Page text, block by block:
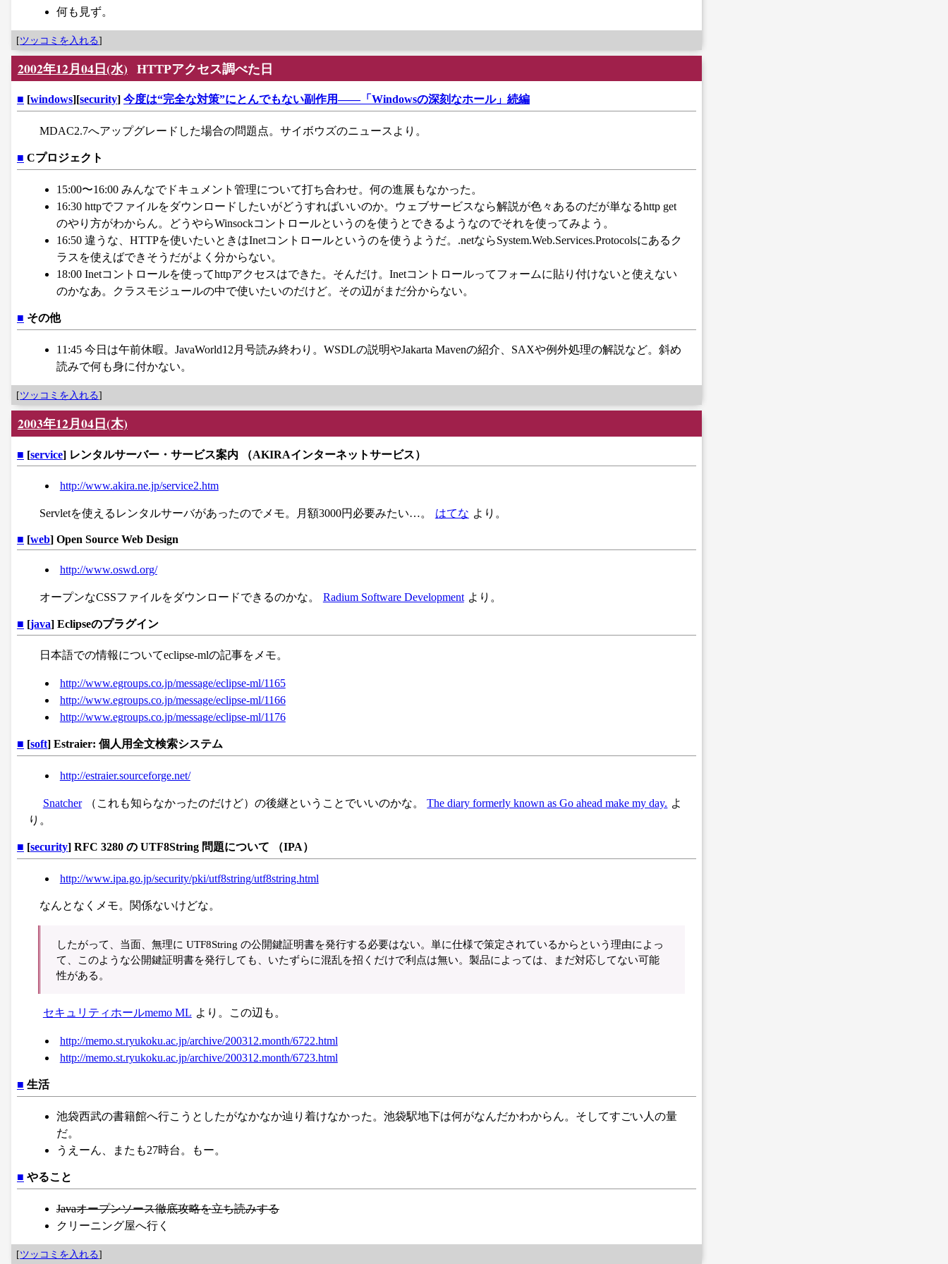
何も見ず。
[ツッコミを入れる]
2002年12月04日(水) HTTPアクセス調べた日
■ [windows][security] 今度は“完全な対策”にとんでもない副作用――「Windowsの深刻なホール」続編
MDAC2.7へアップグレードした場合の問題点。サイボウズのニュースより。
■ Cプロジェクト
15:00〜16:00 みんなでドキュメント管理について打ち合わせ。何の進展もなかった。
16:30 httpでファイルをダウンロードしたいがどうすればいいのか。ウェブサービスなら解説が色々あるのだが単なるhttp get
のやり方がわからん。どうやらWinsockコントロールというのを使うとできるようなのでそれを使ってみよう。
16:50 違うな、HTTPを使いたいときはInetコントロールというのを使うようだ。.netならSystem.Web.Services.Protocolsにあるク
ラスを使えばできそうだがよく分からない。
18:00 Inetコントロールを使ってhttpアクセスはできた。そんだけ。Inetコントロールってフォームに貼り付けないと使えない
のかなあ。クラスモジュールの中で使いたいのだけど。その辺がまだ分からない。
■ その他
11:45 今日は午前休暇。JavaWorld12月号読み終わり。WSDLの説明やJakarta Mavenの紹介、SAXや例外処理の解説など。斜め
読みで何も身に付かない。
[ツッコミを入れる]
2003年12月04日(木)
■ [service] レンタルサーバー・サービス案内 （AKIRAインターネットサービス）
http://www.akira.ne.jp/service2.htm
Servletを使えるレンタルサーバがあったのでメモ。月額3000円必要みたい…。 はてな より。
■ [web] Open Source Web Design
http://www.oswd.org/
オープンなCSSファイルをダウンロードできるのかな。 Radium Software Development より。
■ [java] Eclipseのプラグイン
日本語での情報についてeclipse-mlの記事をメモ。
http://www.egroups.co.jp/message/eclipse-ml/1165
http://www.egroups.co.jp/message/eclipse-ml/1166
http://www.egroups.co.jp/message/eclipse-ml/1176
■ [soft] Estraier: 個人用全文検索システム
http://estraier.sourceforge.net/
Snatcher （これも知らなかったのだけど）の後継ということでいいのかな。 The diary formerly known as Go ahead make my day. よ
り。
■ [security] RFC 3280 の UTF8String 問題について （IPA）
http://www.ipa.go.jp/security/pki/utf8string/utf8string.html
なんとなくメモ。関係ないけどな。
したがって、当面、無理に UTF8String の公開鍵証明書を発行する必要はない。単に仕様で策定されているからという理由によっ
て、このような公開鍵証明書を発行しても、いたずらに混乱を招くだけで利点は無い。製品によっては、まだ対応してない可能
性がある。
セキュリティホールmemo ML より。この辺も。
http://memo.st.ryukoku.ac.jp/archive/200312.month/6722.html
http://memo.st.ryukoku.ac.jp/archive/200312.month/6723.html
■ 生活
池袋西武の書籍館へ行こうとしたがなかなか辿り着けなかった。池袋駅地下は何がなんだかわからん。そしてすごい人の量
だ。
うえーん、またも27時台。もー。
■ やること
Javaオープンソース徹底攻略を立ち読みする
クリーニング屋へ行く
[ツッコミを入れる]